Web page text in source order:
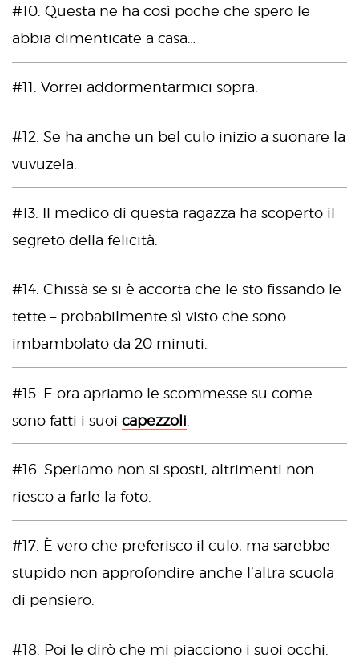
#10. Questa ne ha così poche che spero le
abbia dimenticate a casa…
#11. Vorrei addormentarmici sopra.
#12. Se ha anche un bel culo inizio a suonare la
vuvuzela.
#13. Il medico di questa ragazza ha scoperto il
segreto della felicità.
#14. Chissà se si è accorta che le sto fissando le
tette – probabilmente sì visto che sono
imbambolato da 20 minuti.
#15. E ora apriamo le scommesse su come
sono fatti i suoi capezzoli
#16. Speriamo non si sposti, altrimenti non
riesco a farle la foto.
#17. È vero che preferisco il culo, ma sarebbe
stupido non approfondire anche l’altra scuola
di pensiero.
#18. Poi le dirò che mi piacciono i suoi occhi.